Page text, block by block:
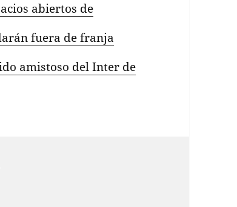
abiertos de
fuera de franja
amistoso del Inter de